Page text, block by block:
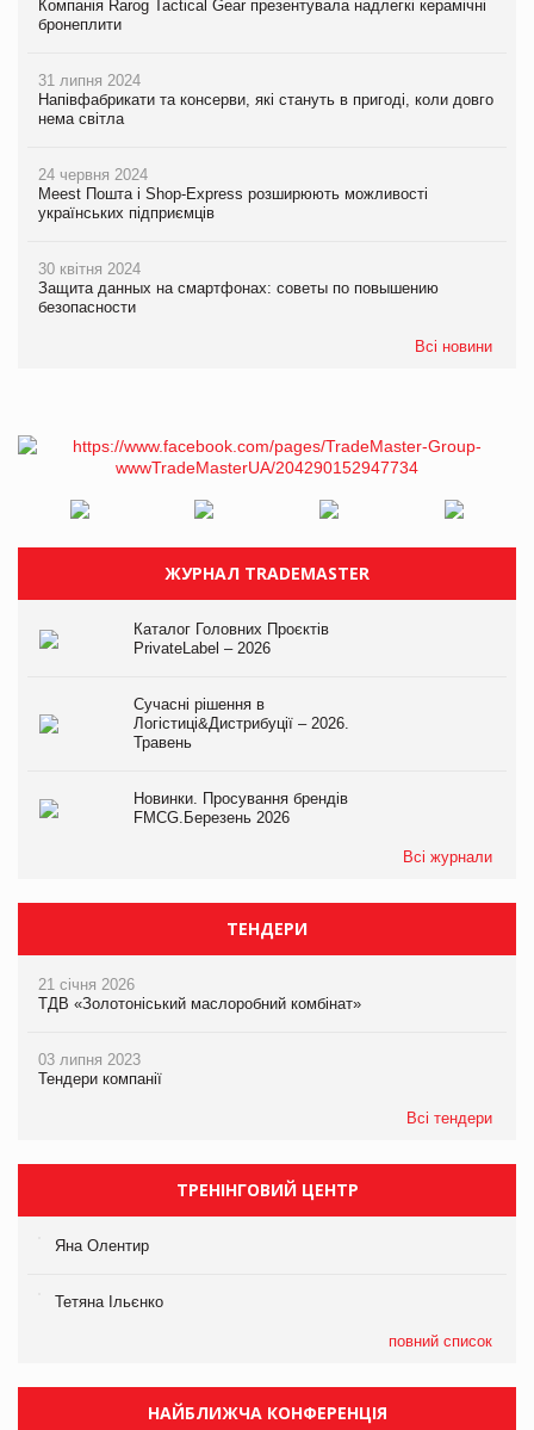
Компанія Rarog Tactical Gear презентувала надлегкі керамічні
бронеплити
31 липня 2024
Напівфабрикати та консерви, які стануть в пригоді, коли довго
нема світла
24 червня 2024
Meest Пошта і Shop-Express розширюють можливості
українських підприємців
30 квітня 2024
Защита данных на смартфонах: советы по повышению
безопасности
Всі новини
ЖУРНАЛ TRADEMASTER
Каталог Головних Проєктів
PrivateLabel – 2026
Сучасні рішення в
Логістиці&Дистрибуції – 2026.
Травень
Новинки. Просування брендів
FMCG.Березень 2026
Всі журнали
ТЕНДЕРИ
21 січня 2026
ТДВ «Золотоніський маслоробний комбінат»
03 липня 2023
Тендери компанії
Всі тендери
ТРЕНІНГОВИЙ ЦЕНТР
Яна Олентир
Тетяна Ільєнко
повний список
НАЙБЛИЖЧА КОНФЕРЕНЦІЯ